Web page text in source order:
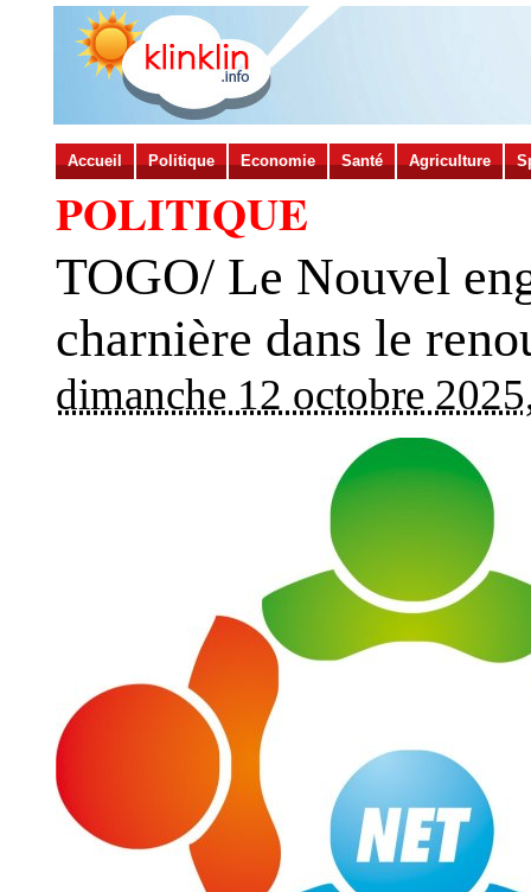
Accueil Politique Economie Santé Agriculture
POLITIQUE
TOGO/ Le Nouvel
charnière dans le
dimanche 12 octobre 2025